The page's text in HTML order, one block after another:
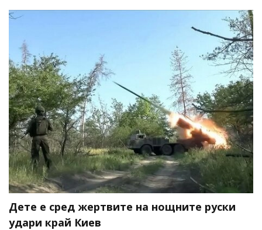
Дете е сред жертвите на нощните руски
удари край Киев